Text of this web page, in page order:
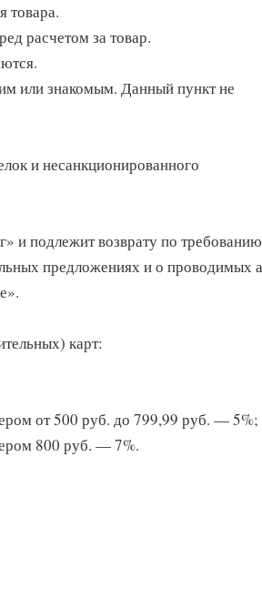
товара.
расчетом за товар.
или знакомым. Данный пункт не
и несанкционированного
и подлежит возврату по
предложениях и о проводимых
карт:
от 500 руб. до 799,99 руб. — 5%;
800 руб. — 7%.